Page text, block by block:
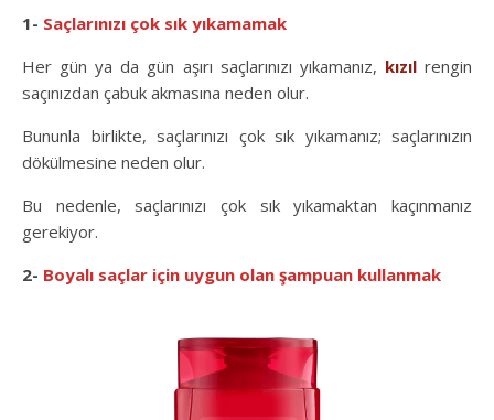
1- Saçlarınızı çok sık yıkamamak
Her gün ya da gün aşırı saçlarınızı yıkamanız, kızılrengin
saçınızdan çabuk akmasına neden olur.
Bununla birlikte, saçlarınızı çok sık yıkamanız; saçlarınızın
dökülmesine neden olur.
Bu nedenle, saçlarınızı çok sık yıkamaktan kaçınmanız
gerekiyor.
2- Boyalı saçlar için uygun olan şampuan kullanmak